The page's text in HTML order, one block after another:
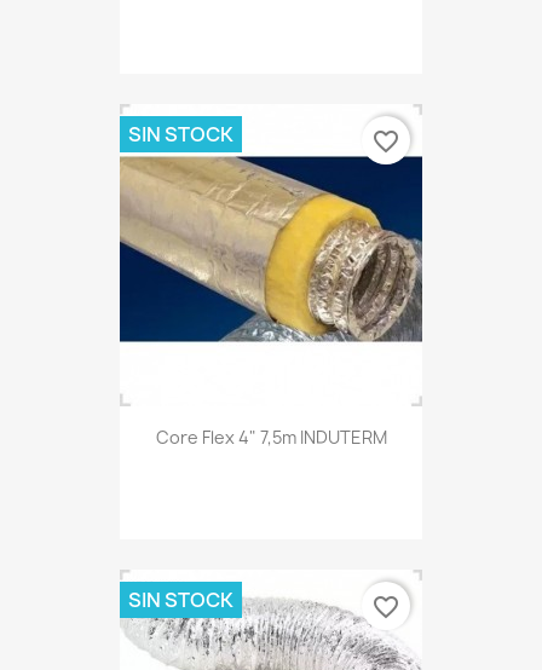
Core Flex 4" 7,5m INDUTERM
SIN STOCK favorite_border
SIN STOCK favorite_border